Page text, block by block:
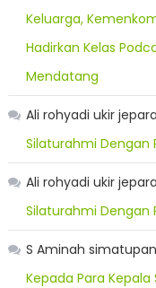
Keluarga,
Hadirkan Kelas
Mendatang
Ali rohyadi ukir jepara
Silaturahmi Dengan
Ali rohyadi ukir jepara
Silaturahmi Dengan
S Aminah
Kepada Para